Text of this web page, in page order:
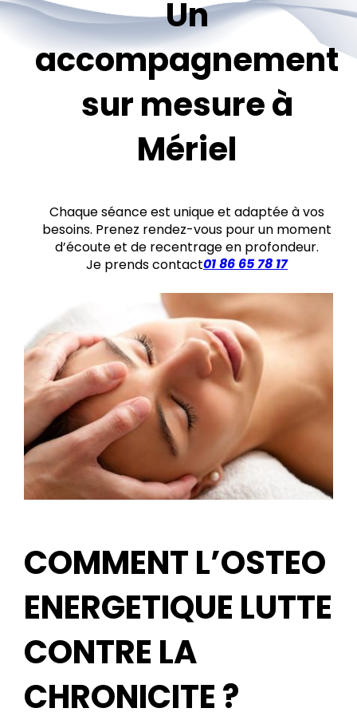
Un
accompagnement
sur mesure à
Mériel
Chaque séance est unique et adaptée à vos
besoins. Prenez rendez-vous pour un moment
d’écoute et de recentrage en profondeur.
Je prends contact01 86 65 78 17
COMMENT L’OSTEO
ENERGETIQUE LUTTE
CONTRE LA
CHRONICITE ?